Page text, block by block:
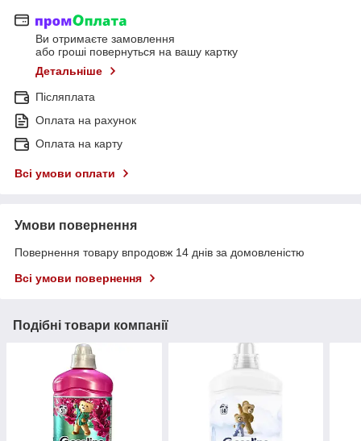
Ви отримаєте замовлення
або гроші повернуться на вашу картку
Детальніше
Післяплата
Оплата на рахунок
Оплата на карту
Всі умови оплати
Умови повернення
Повернення товару впродовж 14 днів за домовленістю
Всі умови повернення
Подібні товари компанії